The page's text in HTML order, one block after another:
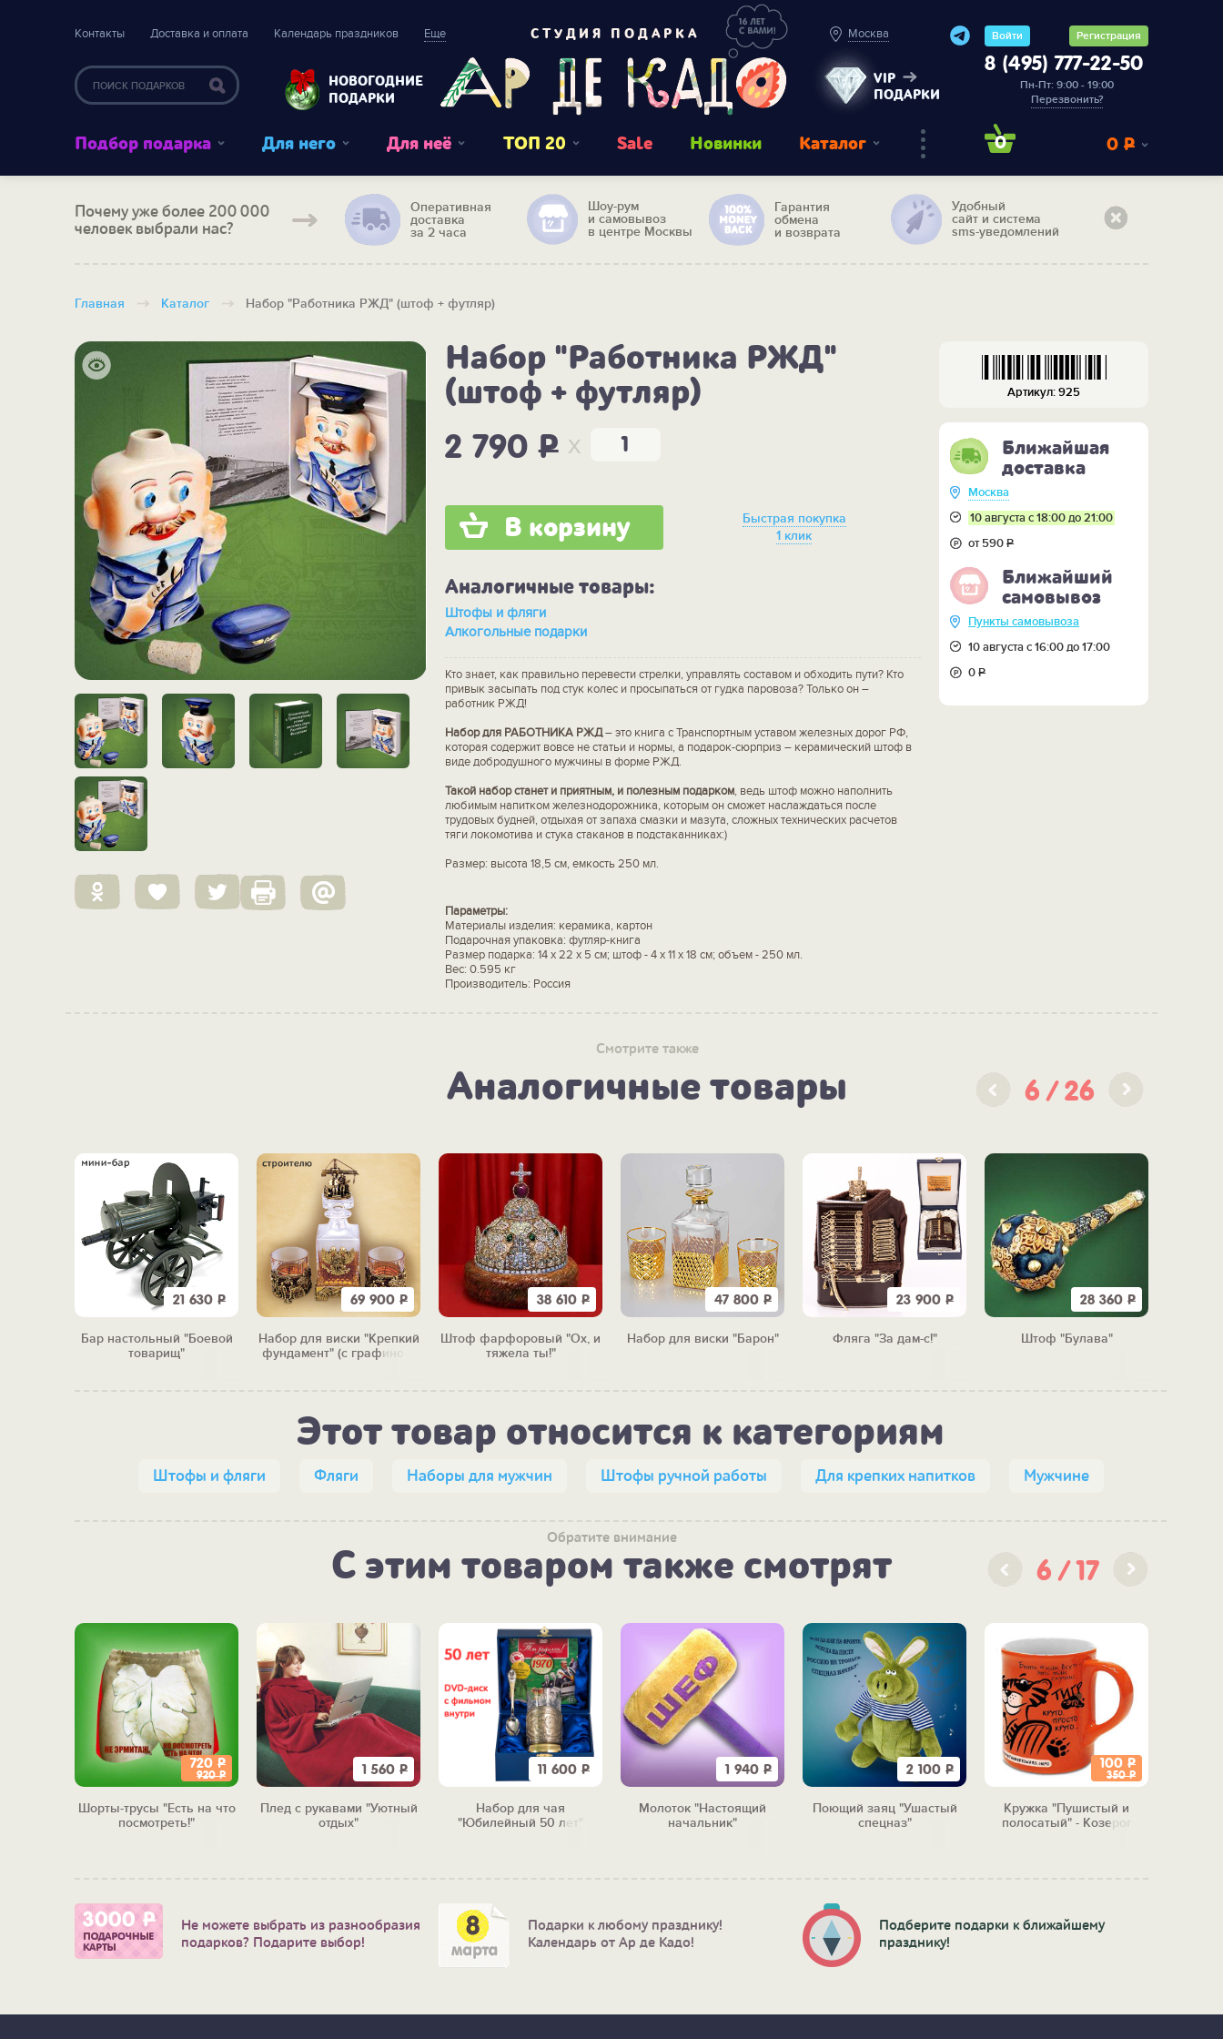
Контакты Доставка и оплата Календарь праздников Еще
НОВОГОДНИЕ
ПОДАРКИ
СТУДИЯ ПОДАРКА Москва
VIP
ПОДАРКИ
Войти Регистрация
8 (495) 777-22-50
Пн-Пт: 9:00 - 19:00
Перезвонить?
Подбор подарка Для него Для неё ТОП 20 Sale Новинки Каталог 0 0 Р
Почему уже более 200 000
человек выбрали нас?
Оперативная
доставка
за 2 часа
Шоу-рум
и самовывоз
в центре Москвы
Гарантия
обмена
и возврата
Удобный
сайт и система
sms-уведомлений
Главная Каталог Набор "Работника РЖД" (штоф + футляр)
Набор "Работника РЖД"
(штоф + футляр)
2 790P x
В корзину
Быстрая покупка
1 клик
Аналогичные товары:
Штофы и фляги
Алкогольные подарки
Кто знает, как правильно перевести стрелки, управлять составом и обходить пути? Кто
привык засыпать под стук колес и просыпаться от гудка паровоза? Только он –
работник РЖД!
Набор для РАБОТНИКА РЖД– это книга с Транспортным уставом железных дорог РФ,
которая содержит вовсе не статьи и нормы, а подарок-сюрприз – керамический штоф в
виде добродушного мужчины в форме РЖД.
Такой набор станет и приятным, и полезным подарком, ведь штоф можно наполнить
любимым напитком железнодорожника, которым он сможет наслаждаться после
трудовых будней, отдыхая от запаха смазки и мазута, сложных технических расчетов
тяги локомотива и стука стаканов в подстаканниках:)
Размер: высота 18,5 см, емкость 250 мл.
Параметры:
Материалы изделия: керамика, картон
Подарочная упаковка: футляр-книга
Размер подарка: 14 х 22 х 5 см; штоф - 4 x 11 x 18 см; объем - 250 мл.
Вес: 0.595 кг
Производитель: Россия
Артикул: 925
Ближайшая
доставка
Москва
10 августа с 18:00 до 21:00
от 590Р
Ближайший
самовывоз
Пункты самовывоза
10 августа с 16:00 до 17:00
0Р
Смотрите также
Аналогичные товары 6 26
21 630 Р
Бар настольный "Боевой
товарищ"
69 900 Р
Набор для виски "Крепкий
фундамент" (с графином)
38 610 Р
Штоф фарфоровый "Ох, и
тяжела ты!"
47 800 Р
Набор для виски "Барон"
23 900 Р
Фляга "За дам-с!"
28 360 Р
Штоф "Булава"
Этот товар относится к категориям
Штофы и фляги Фляги Наборы для мужчин Штофы ручной работы Для крепких напитков Мужчине
Обратите внимание
С этим товаром также смотрят 6 17
720 Р
920Р
Шорты-трусы "Есть на что
посмотреть!"
1 560 Р
Плед с рукавами "Уютный
отдых"
11 600 Р
Набор для чая
"Юбилейный 50 лет"
1 940 Р
Молоток "Настоящий
начальник"
2 100 Р
Поющий заяц "Ушастый
спецназ"
100 Р
350Р
Кружка "Пушистый и
полосатый" - Козерог
Не можете выбрать из разнообразия
подарков? Подарите выбор!
Подарки к любому празднику!
Календарь от Ар де Кадо!
Подберите подарки к ближайшему
празднику!